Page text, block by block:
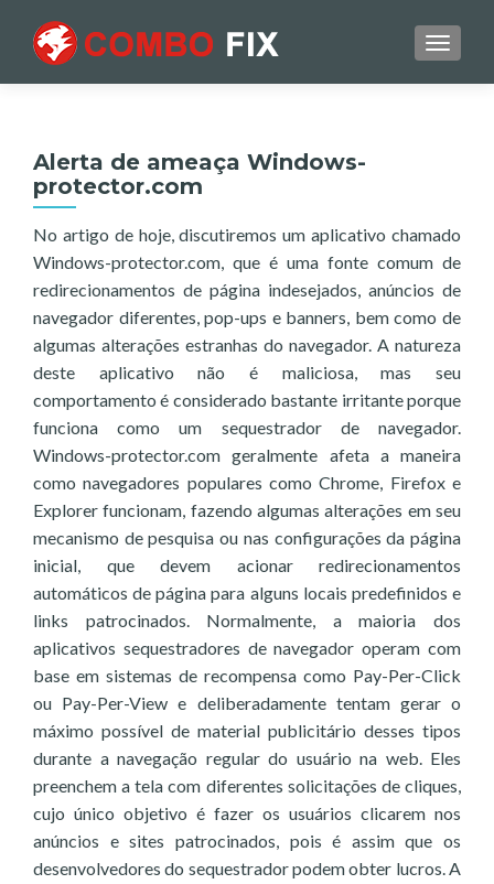
Alerta de ameaça Windows-
protector.com
No artigo de hoje, discutiremos um aplicativo chamado
Windows-protector.com, que é uma fonte comum de
redirecionamentos de página indesejados, anúncios de
navegador diferentes, pop-ups e banners, bem como de
algumas alterações estranhas do navegador. A natureza
deste aplicativo não é maliciosa, mas seu
comportamento é considerado bastante irritante porque
funciona como um sequestrador de navegador.
Windows-protector.com geralmente afeta a maneira
como navegadores populares como Chrome, Firefox e
Explorer funcionam, fazendo algumas alterações em seu
mecanismo de pesquisa ou nas configurações da página
inicial, que devem acionar redirecionamentos
automáticos de página para alguns locais predefinidos e
links patrocinados. Normalmente, a maioria dos
aplicativos sequestradores de navegador operam com
base em sistemas de recompensa como Pay-Per-Click
ou Pay-Per-View e deliberadamente tentam gerar o
máximo possível de material publicitário desses tipos
durante a navegação regular do usuário na web. Eles
preenchem a tela com diferentes solicitações de cliques,
cujo único objetivo é fazer os usuários clicarem nos
anúncios e sites patrocinados, pois é assim que os
desenvolvedores do sequestrador podem obter lucros. A